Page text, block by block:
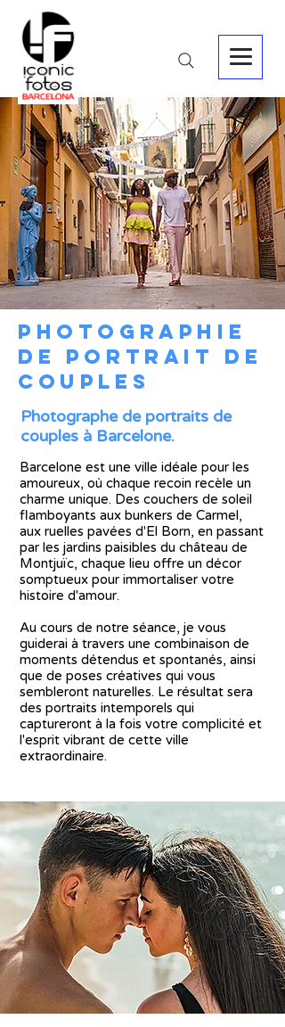
PHOTOGRAPHIE
DE PORTRAIT DE
COUPLES
Photographe de portraits de
couples à Barcelone.
Barcelone est une ville idéale pour les
amoureux, où chaque recoin recèle un
charme unique. Des couchers de soleil
flamboyants aux bunkers de Carmel,
aux ruelles pavées d'El Born, en passant
par les jardins paisibles du château de
Montjuïc, chaque lieu offre un décor
somptueux pour immortaliser votre
histoire d'amour.
Au cours de notre séance, je vous
guiderai à travers une combinaison de
moments détendus et spontanés, ainsi
que de poses créatives qui vous
sembleront naturelles. Le résultat sera
des portraits intemporels qui
captureront à la fois votre complicité et
l'esprit vibrant de cette ville
extraordinaire.